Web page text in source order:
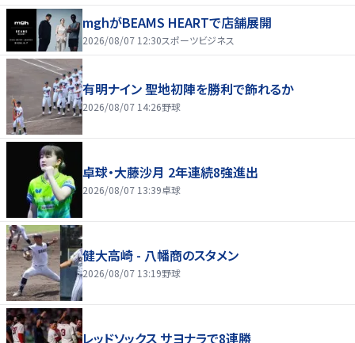
mghがBEAMS HEARTで店舗展開
2026/08/07 12:30スポーツビジネス
有明ナイン 聖地初陣を勝利で飾れるか
2026/08/07 14:26野球
卓球・大藤沙月 2年連続8強進出
2026/08/07 13:39卓球
健大高崎 - 八幡商のスタメン
2026/08/07 13:19野球
レッドソックス サヨナラで8連勝